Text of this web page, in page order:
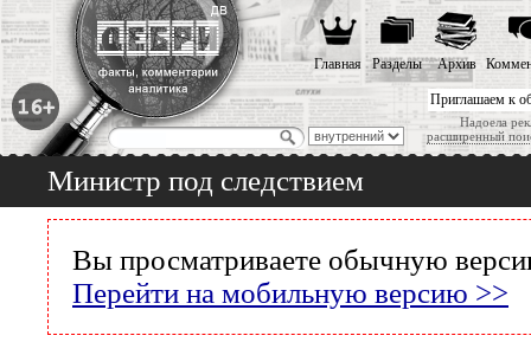
Приглашаем к
Надоела
расширенный
Главная Разделы Архив
Министр под следствием
Вы просматриваете обычную
Перейти на мобильную версию >>